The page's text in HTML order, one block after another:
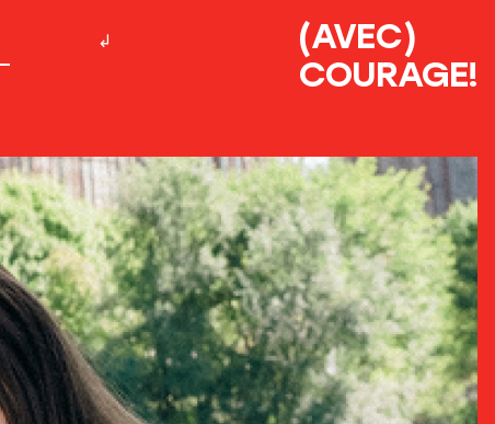
(AVEC)
COURAGE!